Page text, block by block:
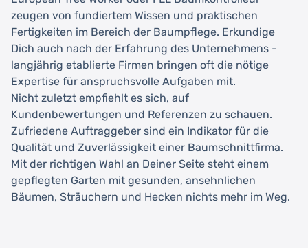
zeugen von fundiertem Wissen und praktischen
Fertigkeiten im Bereich der Baumpflege. Erkundige
Dich auch nach der Erfahrung des Unternehmens -
langjährig etablierte Firmen bringen oft die nötige
Expertise für anspruchsvolle Aufgaben mit.
Nicht zuletzt empfiehlt es sich, auf
Kundenbewertungen und Referenzen zu schauen.
Zufriedene Auftraggeber sind ein Indikator für die
Qualität und Zuverlässigkeit einer Baumschnittfirma.
Mit der richtigen Wahl an Deiner Seite steht einem
gepflegten Garten mit gesunden, ansehnlichen
Bäumen, Sträuchern und Hecken nichts mehr im Weg.